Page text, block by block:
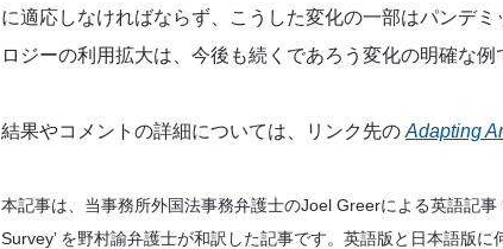
に適応しなければならず、こうした変化の一部はパンデ
ロジーの利用拡大は、今後も続くであろう変化の明確な例
結果やコメントの詳細については、リンク先の Adapting
本記事は、当事務所外国法事務弁護士のJoel Greerによる英語記
Survey’ を野村諭弁護士が和訳した記事です。英語版と日本語版